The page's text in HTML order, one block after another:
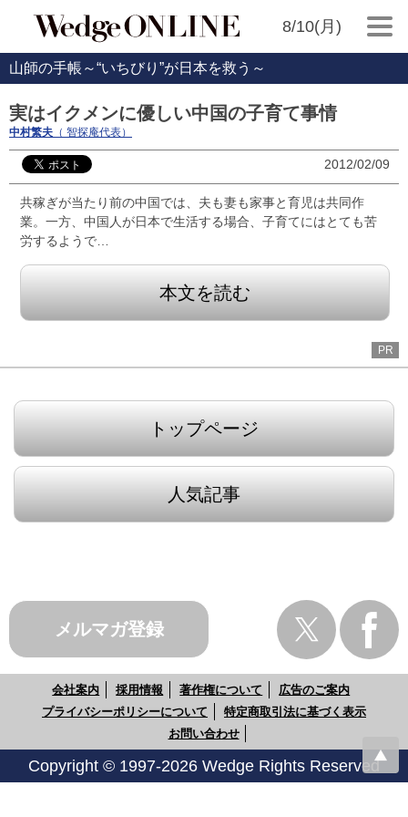
8/10(月)
山師の手帳～“いちびり”が日本を救う～
実はイクメンに優しい中国の子育て事情
中村繁夫 （ 智探庵代表）
2012/02/09
共稼ぎが当たり前の中国では、夫も妻も家事と育児は共同作
業。一方、中国人が日本で生活する場合、子育てにはとても苦
労するようで…
本文を読む
PR
トップページ
人気記事
メルマガ登録
会社案内 採用情報 著作権について
広告のご案内
プライバシーポリシーについて
特定商取引法に基づく表示
お問い合わせ
Copyright © 1997-2026 Wedge Rights Reserved